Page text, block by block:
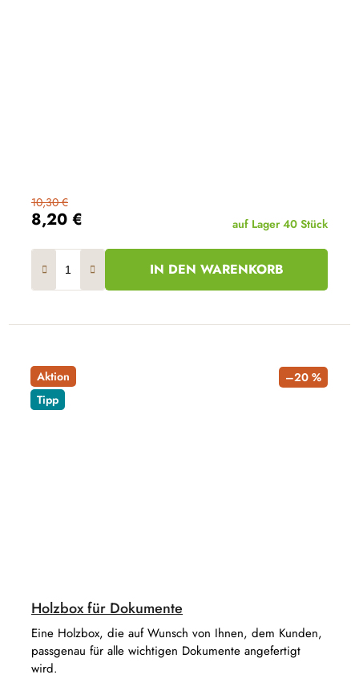
8,20 €
10,30 €
auf Lager 40 Stück
IN DEN WARENKORB
Aktion
Tipp
–20 %
Holzbox für Dokumente
Eine Holzbox, die auf Wunsch von Ihnen, dem Kunden,
passgenau für alle wichtigen Dokumente angefertigt
wird.